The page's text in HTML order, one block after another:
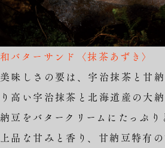
和バターサンド〈抹茶あずき〉
美味しさの要は、宇治抹茶と甘
り高い宇治抹茶と北海道産の大
納豆をバタークリームにたっぷ
上品な甘みと香り、甘納豆特有